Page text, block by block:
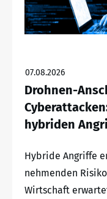
07.08.2026
Drohnen-
hybriden
Hybride Angriffe
nehmenden
Wirtschaft